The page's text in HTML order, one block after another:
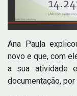
Ana Paula
novo e que, com
a sua atividade
documentação,